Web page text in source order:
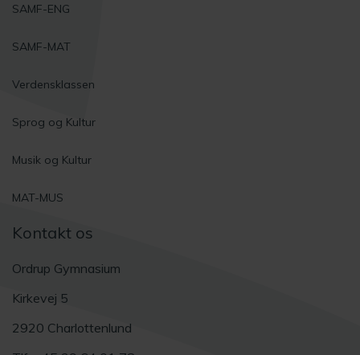
SAMF-ENG
SAMF-MAT
Verdensklassen
Sprog og Kultur
Musik og Kultur
MAT-MUS
Kontakt os
Ordrup Gymnasium
Kirkevej 5
2920 Charlottenlund